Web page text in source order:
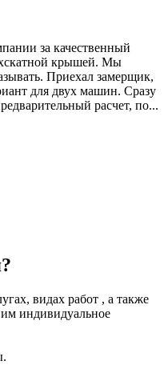
за качественный
крышей. Мы
Приехал замерщик,
для двух машин. Сразу
расчет, по...
видах работ , а также
индивидуальное